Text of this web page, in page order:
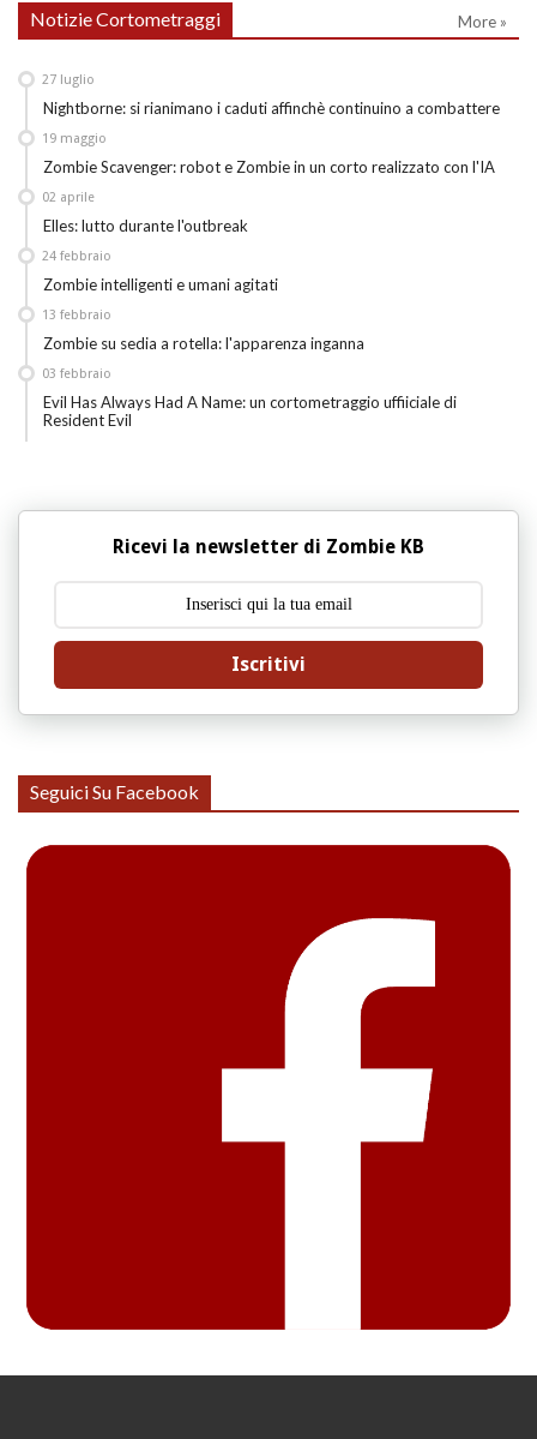
Notizie Cortometraggi More »
Nightborne: si rianimano i caduti affinchè continuino a combattere
27 luglio
Zombie Scavenger: robot e Zombie in un corto realizzato con l'IA
19 maggio
Elles: lutto durante l'outbreak
02 aprile
Zombie intelligenti e umani agitati
24 febbraio
Zombie su sedia a rotella: l'apparenza inganna
13 febbraio
Evil Has Always Had A Name: un cortometraggio uffiiciale di
Resident Evil
03 febbraio
Ricevi la newsletter di Zombie KB
Iscritivi
Seguici Su Facebook